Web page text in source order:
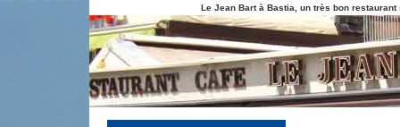
Le Jean Bart à Bastia, un très bon